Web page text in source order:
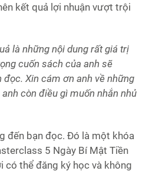
kết quả lợi nhuận vượt trội
là những nội dung rất giá trị
cuốn sách của anh sẽ
đọc. Xin cám ơn anh về những
còn điều gì muốn nhắn nhủ
đến bạn đọc. Đó là một khóa
5 Ngày Bí Mật Tiền
có thể đăng ký học và không